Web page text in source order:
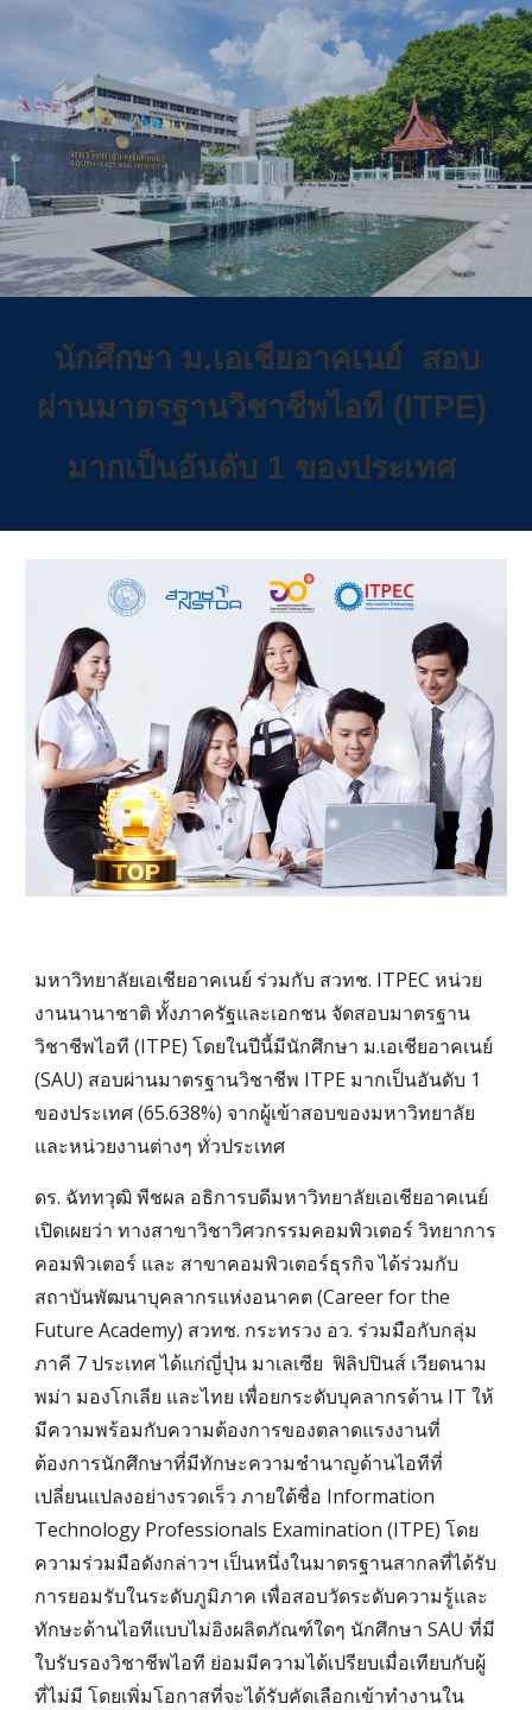
Skip to main content Skip to navigation
นักศึกษา ม.เอเชียอาคเนย์ สอบ
ผ่านมาตรฐานวิชาชีพไอที (ITPE)
มากเป็นอันดับ 1 ของประเทศ
มหาวิทยาลัยเอเชียอาคเนย์ ร่วมกับ สวทช. ITPEC หน่วย
งานนานาชาติ ทั้งภาครัฐและเอกชน จัดสอบมาตรฐาน
วิชาชีพไอที (ITPE) โดยในปีนี้มีนักศึกษา ม.เอเชียอาคเนย์
(SAU) สอบผ่านมาตรฐานวิชาชีพ ITPE มากเป็นอันดับ 1
ของประเทศ (65.638%) จากผู้เข้าสอบของมหาวิทยาลัย
และหน่วยงานต่างๆ ทั่วประเทศ
ดร. ฉัททวุฒิ พีชผล อธิการบดีมหาวิทยาลัยเอเชียอาคเนย์
เปิดเผยว่า ทางสาขาวิชาวิศวกรรมคอมพิวเตอร์ วิทยาการ
คอมพิวเตอร์ และ สาขาคอมพิวเตอร์ธุรกิจ ได้ร่วมกับ
สถาบันพัฒนาบุคลากรแห่งอนาคต (Career for the
Future Academy) สวทช. กระทรวง อว. ร่วมมือกับกลุ่ม
ภาคี 7 ประเทศ ได้แก่ญี่ปุ่น มาเลเซีย ฟิลิปปินส์ เวียดนาม
พม่า มองโกเลีย และไทย เพื่อยกระดับบุคลากรด้าน IT ให้
มีความพร้อมกับความต้องการของตลาดแรงงานที่
ต้องการนักศึกษาที่มีทักษะความชำนาญด้านไอทีที่
เปลี่ยนแปลงอย่างรวดเร็ว ภายใต้ชื่อ Information
Technology Professionals Examination (ITPE) โดย
ความร่วมมือดังกล่าวฯ เป็นหนึ่งในมาตรฐานสากลที่ได้รับ
การยอมรับในระดับภูมิภาค เพื่อสอบวัดระดับความรู้และ
ทักษะด้านไอทีแบบไม่อิงผลิตภัณฑ์ใดๆ นักศึกษา SAU ที่มี
ใบรับรองวิชาชีพไอที ย่อมมีความได้เปรียบเมื่อเทียบกับผู้
ที่ไม่มี โดยเพิ่มโอกาสที่จะได้รับคัดเลือกเข้าทำงานใน